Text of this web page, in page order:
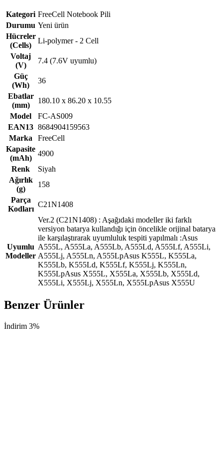
Kategori FreeCell Notebook Pili
Durumu Yeni ürün
Hücreler
(Cells)
Li-polymer - 2 Cell
Voltaj
(V)
7.4 (7.6V uyumlu)
Güç
(Wh)
36
Ebatlar
(mm)
180.10 x 86.20 x 10.55
Model
FC-AS009
EAN13 8684904159563
Marka
FreeCell
Kapasite
(mAh)
4900
Renk
Siyah
Ağırlık
(g)
158
Parça
Kodları
C21N1408
Uyumlu
Modeller
Ver.2 (C21N1408) : Aşağıdaki modeller iki farklı
versiyon batarya kullandığı için öncelikle orijinal batarya
ile karşılaştırarak uyumluluk tespiti yapılmalı :Asus
A555L, A555La, A555Lb, A555Ld, A555Lf, A555Li,
A555Lj, A555Ln, A555LpAsus K555L, K555La,
K555Lb, K555Ld, K555Lf, K555Lj, K555Ln,
K555LpAsus X555L, X555La, X555Lb, X555Ld,
X555Li, X555Lj, X555Ln, X555LpAsus X555U
Benzer Ürünler
İndirim 3%